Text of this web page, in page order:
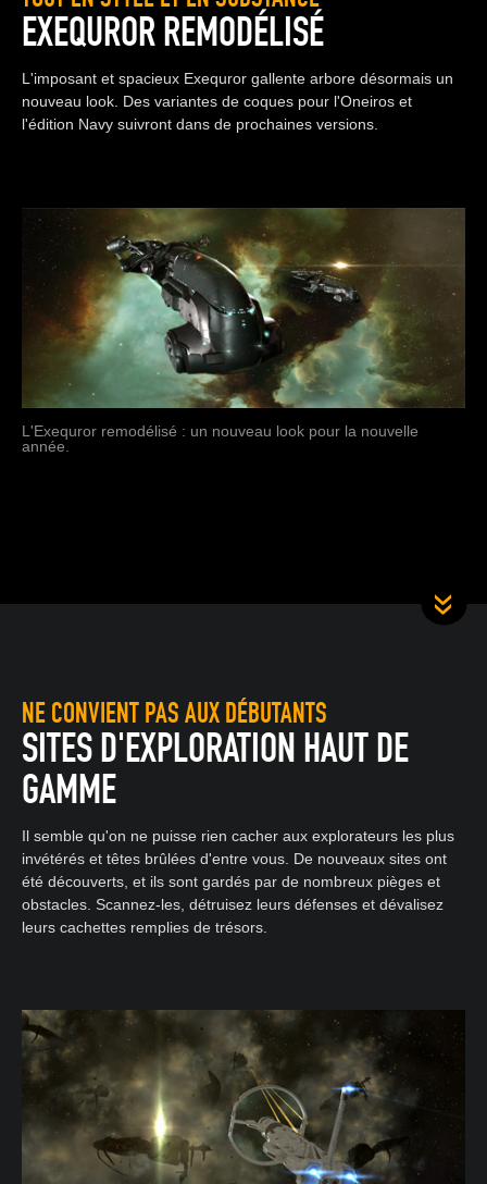
EXEQUROR REMODÉLISÉ
L'imposant et spacieux Exequror gallente arbore désormais un
nouveau look. Des variantes de coques pour l'Oneiros et
l'édition Navy suivront dans de prochaines versions.
L'Exequror remodélisé : un nouveau look pour la nouvelle
année.
NE CONVIENT PAS AUX DÉBUTANTS
SITES D'EXPLORATION HAUT DE
GAMME
Il semble qu'on ne puisse rien cacher aux explorateurs les plus
invétérés et têtes brûlées d'entre vous. De nouveaux sites ont
été découverts, et ils sont gardés par de nombreux pièges et
obstacles. Scannez-les, détruisez leurs défenses et dévalisez
leurs cachettes remplies de trésors.